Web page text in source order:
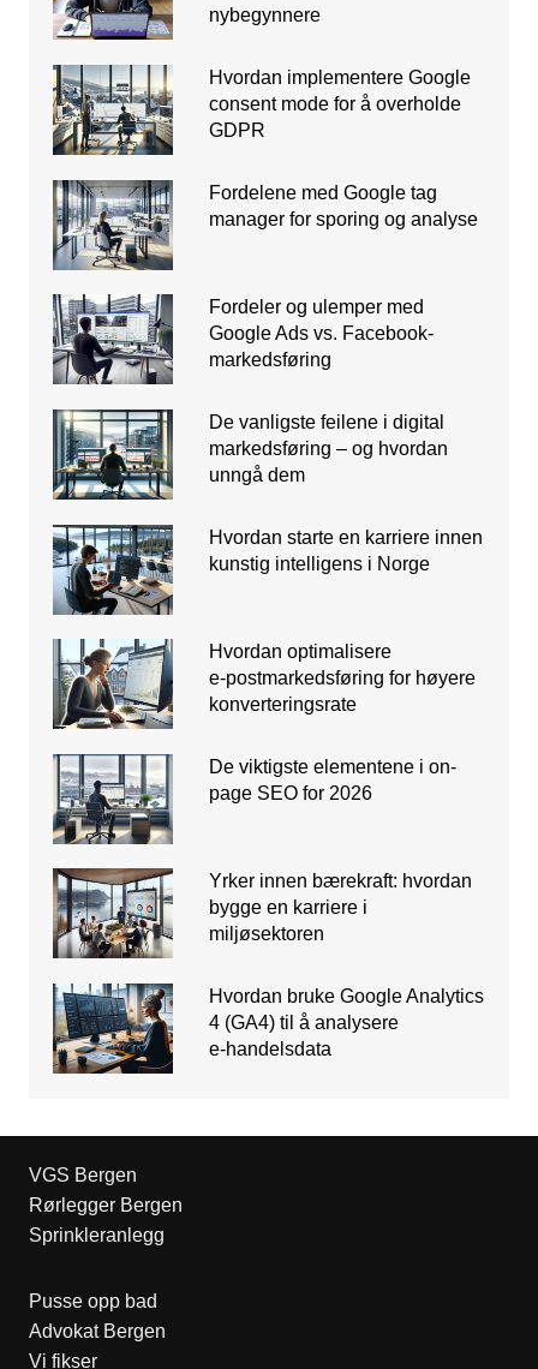
nybegynnere
Hvordan implementere Google
consent mode for å overholde
GDPR
Fordelene med Google tag
manager for sporing og analyse
Fordeler og ulemper med
Google Ads vs. Facebook-
markedsføring
De vanligste feilene i digital
markedsføring – og hvordan
unngå dem
Hvordan starte en karriere innen
kunstig intelligens i Norge
Hvordan optimalisere
e‑postmarkedsføring for høyere
konverteringsrate
De viktigste elementene i on-
page SEO for 2026
Yrker innen bærekraft: hvordan
bygge en karriere i
miljøsektoren
Hvordan bruke Google Analytics
4 (GA4) til å analysere
e‑handelsdata
VGS Bergen
Rørlegger Bergen
Sprinkleranlegg
Pusse opp bad
Advokat Bergen
Vi fikser